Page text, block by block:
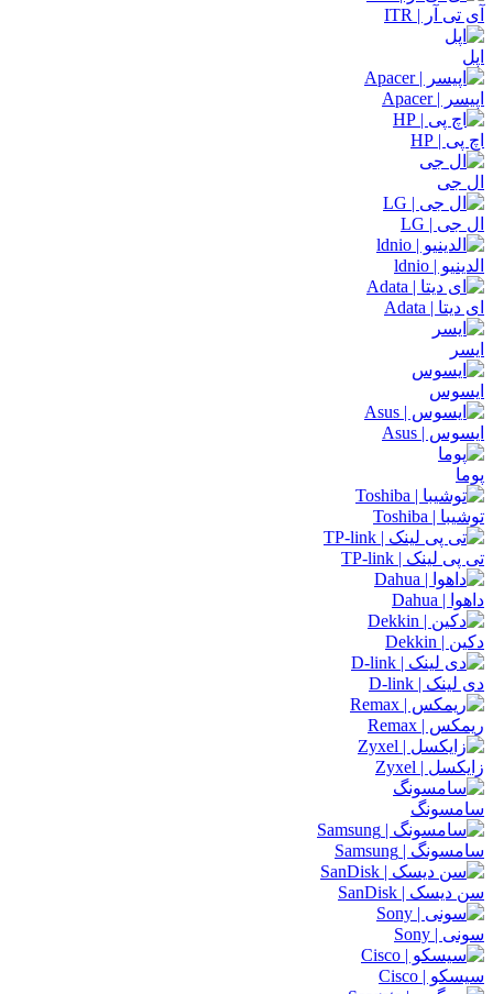
آی تی آر | ITR
اپل
اپیسر | Apacer
اچ پی | HP
ال جی
ال جی | LG
الدینیو | ldnio
ای دیتا | Adata
ایسر
ایسوس
ایسوس | Asus
پوما
توشیبا | Toshiba
تی پی لینک | TP-link
داهوا | Dahua
دکین | Dekkin
دی لینک | D-link
ریمکس | Remax
زایکسل | Zyxel
سامسونگ
سامسونگ | Samsung
سن دیسک | SanDisk
سونی | Sony
سیسکو | Cisco